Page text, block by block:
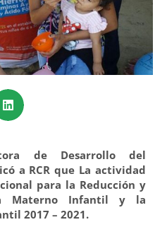
de Desarrollo del
a RCR que La actividad
para la Reducción y
Materno Infantil y la
2017 – 2021.